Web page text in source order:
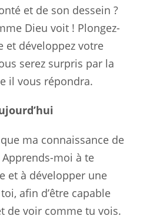
et de son dessein ?
Dieu voit ! Plongez-
et développez votre
serez surpris par la
il vous répondra.
ma connaissance de
moi à te
et à développer une
afin d’être capable
de voir comme tu vois.